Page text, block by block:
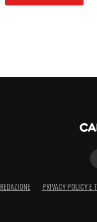
REDAZIONE PRIVACY POLICY E